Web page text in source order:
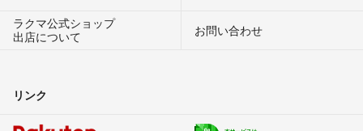
ラクマ公式ショップ
出店について
お問い合わせ
リンク